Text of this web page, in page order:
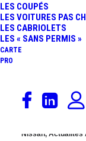
LES COUPÉS
LES VOITURES PAS
LES CABRIOLETS
LES « SANS PERMIS »
CARTE
PRO
Nissan, Actualités